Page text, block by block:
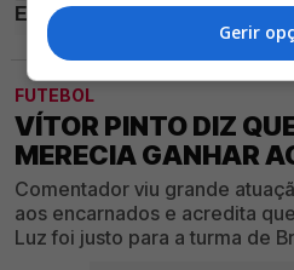
FUTEBOL
VÍTOR PINTO DIZ
MERECIA GANHAR
Comentador viu grande
aos encarnados e acredita
Luz foi justo para a turma de
Gerir